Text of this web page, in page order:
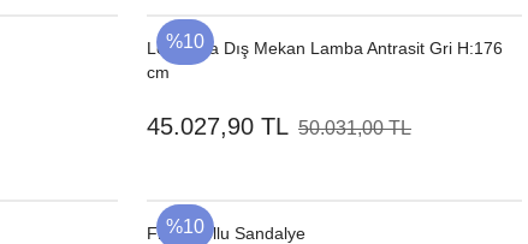
%10
Le Pacha Dış Mekan Lamba Antrasit Gri H:176
cm
45.027,90 TL 50.031,00 TL
%10
Flexx Kollu Sandalye